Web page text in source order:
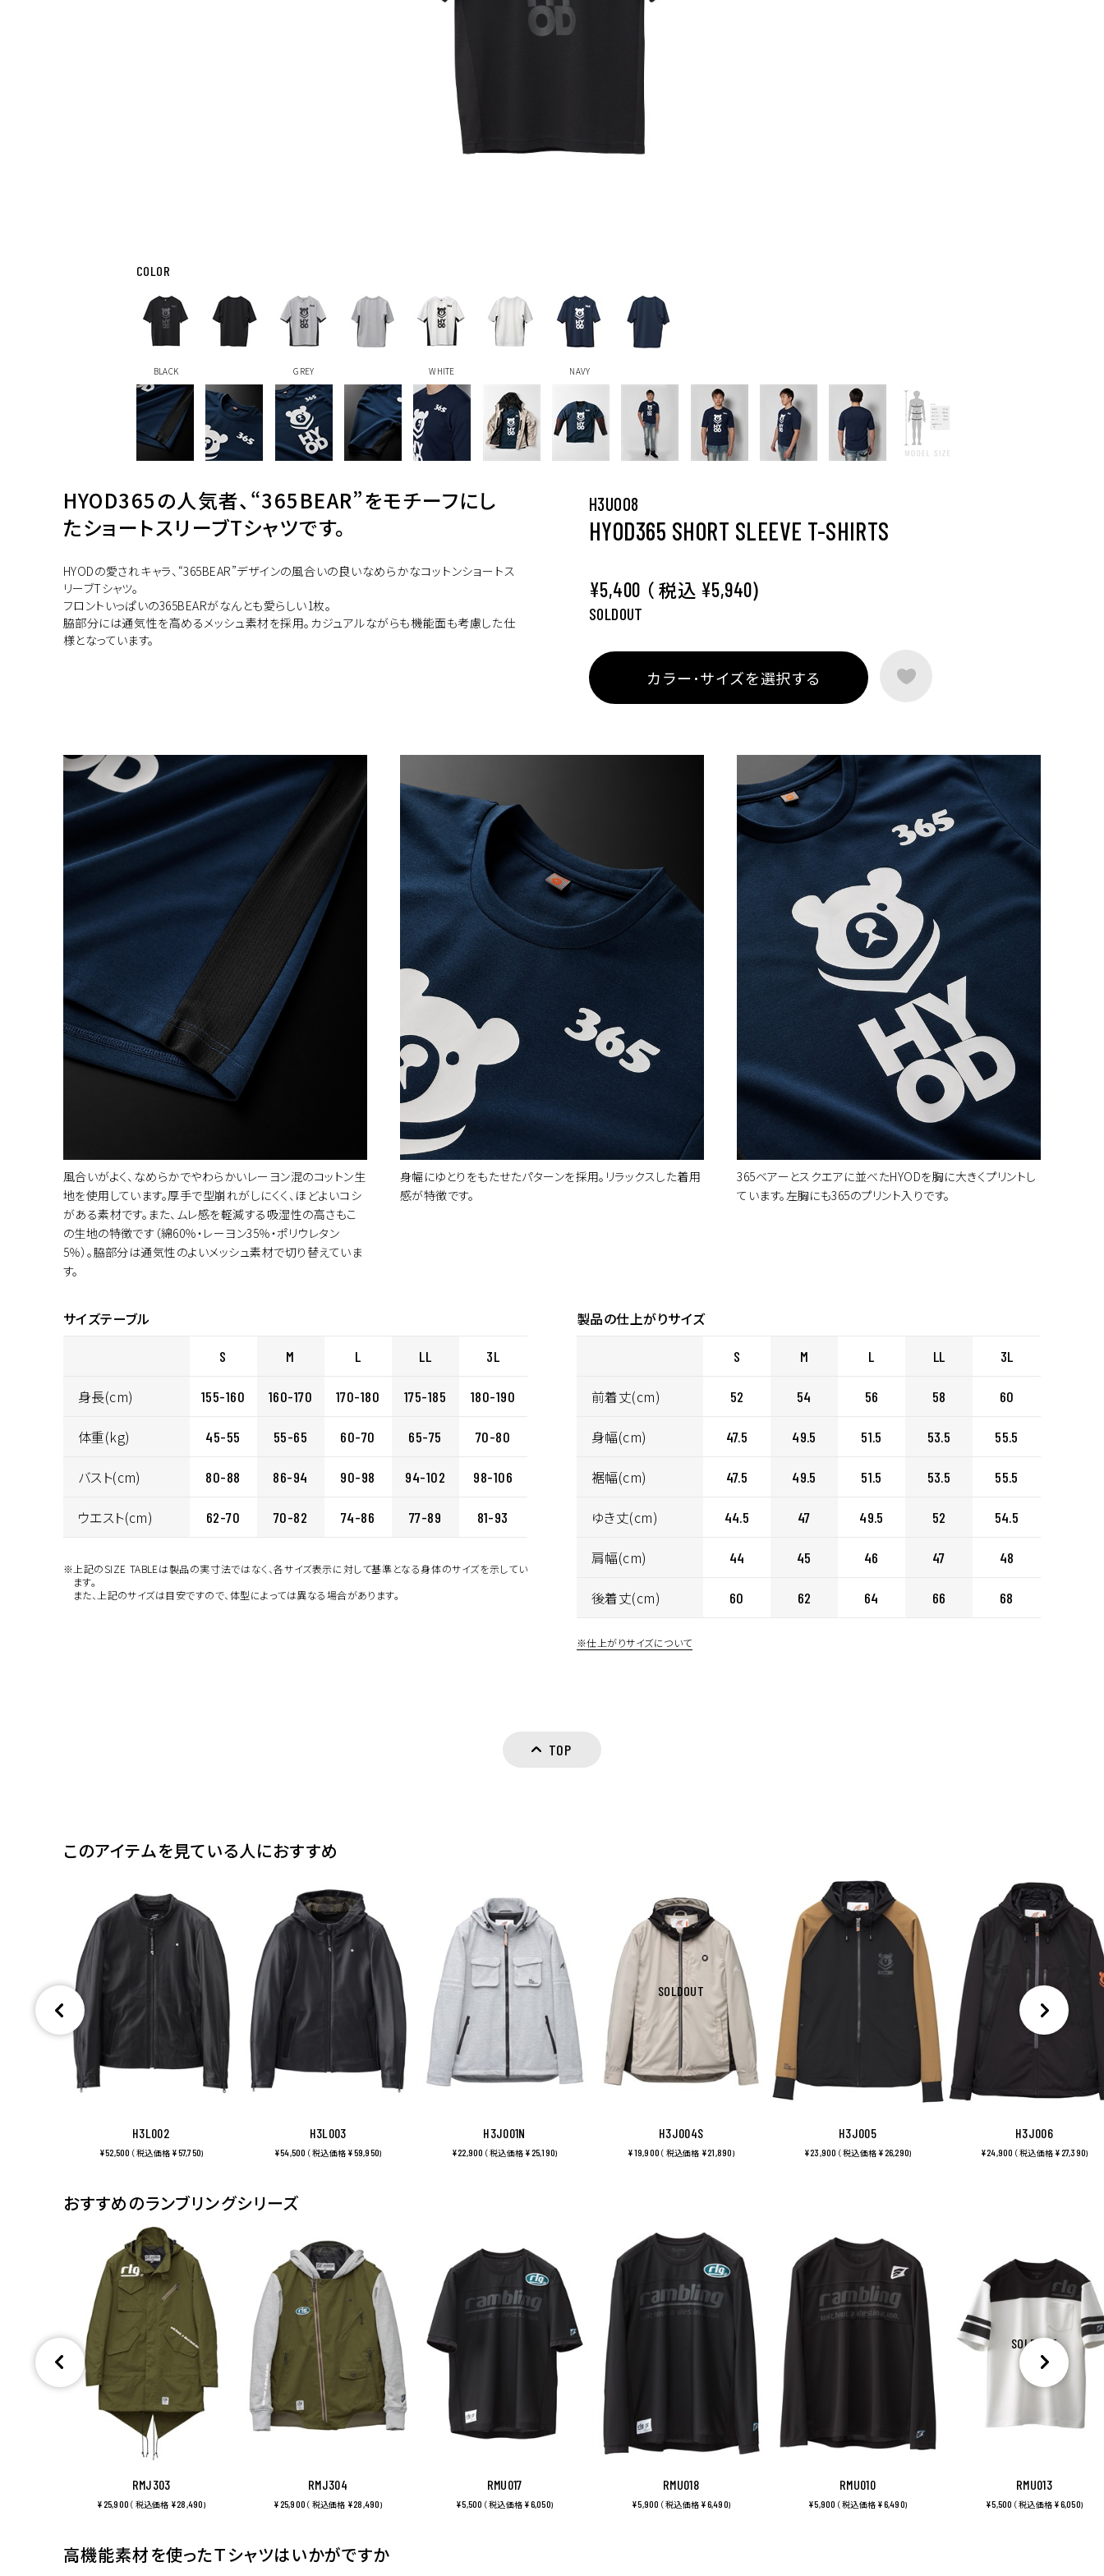
COLOR
BLACK GREY WHITE NAVY
HYOD365の人気者、“365BEAR”をモチーフにし
たショートスリーブTシャツです。
HYODの愛されキャラ、“365BEAR”デザインの風合いの良いなめらかなコットンショートス
リーブTシャツ。
フロントいっぱいの365BEARがなんとも愛らしい1枚。
脇部分には通気性を高めるメッシュ素材を採用。カジュアルながらも機能面も考慮した仕
様となっています。
H3U008
HYOD365 SHORT SLEEVE T-SHIRTS
¥5,400 （ 税込 ¥5,940)
SOLDOUT
カラー･サイズを選択する
風合いがよく、なめらかでやわらかいレーヨン混のコットン生
地を使用しています。厚手で型崩れがしにくく、ほどよいコシ
がある素材です。また、ムレ感を軽減する吸湿性の高さもこ
の生地の特徴です（綿60％・レーヨン35％・ポリウレタン
5％）。脇部分は通気性のよいメッシュ素材で切り替えていま
す。
身幅にゆとりをもたせたパターンを採用。リラックスした着用
感が特徴です。
365ベアーとスクエアに並べたHYODを胸に大きくプリントし
ています。左胸にも365のプリント入りです。
サイズテーブル
S M L LL 3L
身長(cm) 155-160 160-170 170-180 175-185 180-190
体重(kg) 45-55 55-65 60-70 65-75 70-80
バスト(cm) 80-88 86-94 90-98 94-102 98-106
ウエスト(cm) 62-70 70-82 74-86 77-89 81-93
※上記のSIZE TABLEは製品の実寸法ではなく、各サイズ表示に対して基準となる身体のサイズを示してい
ます。
また、上記のサイズは目安ですので、体型によっては異なる場合があります。
製品の仕上がりサイズ
S M L LL 3L
前着丈(cm) 52 54 56 58 60
身幅(cm) 47.5 49.5 51.5 53.5 55.5
裾幅(cm) 47.5 49.5 51.5 53.5 55.5
ゆき丈(cm) 44.5 47 49.5 52 54.5
肩幅(cm) 44 45 46 47 48
後着丈(cm) 60 62 64 66 68
※仕上がりサイズについて
TOP
カラー・サイズ選択
このアイテムを見ている人におすすめ
H3L002
¥52,500 （ 税込価格 ¥57,750)
H3L003
¥54,500 （ 税込価格 ¥59,950)
H3J001N
¥22,900 （ 税込価格 ¥25,190)
SOLDOUT
H3J004S
¥19,900 （ 税込価格 ¥21,890)
H3J005
¥23,900 （ 税込価格 ¥26,290)
H3J006
¥24,900 （ 税込価格 ¥27,390)
おすすめのランブリングシリーズ
RMJ303
¥25,900 （ 税込価格 ¥28,490)
RMJ304
¥25,900 （ 税込価格 ¥28,490)
RMU017
¥5,500 （ 税込価格 ¥6,050)
RMU018
¥5,900 （ 税込価格 ¥6,490)
RMU010
¥5,900 （ 税込価格 ¥6,490)
SOLDOUT
RMU013
¥5,500 （ 税込価格 ¥6,050)
高機能素材を使ったＴシャツはいかがですか